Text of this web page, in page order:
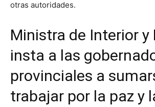
otras autoridades.
Ministra de Interior y
insta a las
provinciales a
trabajar por la paz y